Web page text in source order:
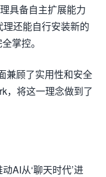
具备自主扩展能力
还能自行安装新的
掌控。
兼顾了实用性和安全
，将这一理念做到了
AI从‘聊天时代’进